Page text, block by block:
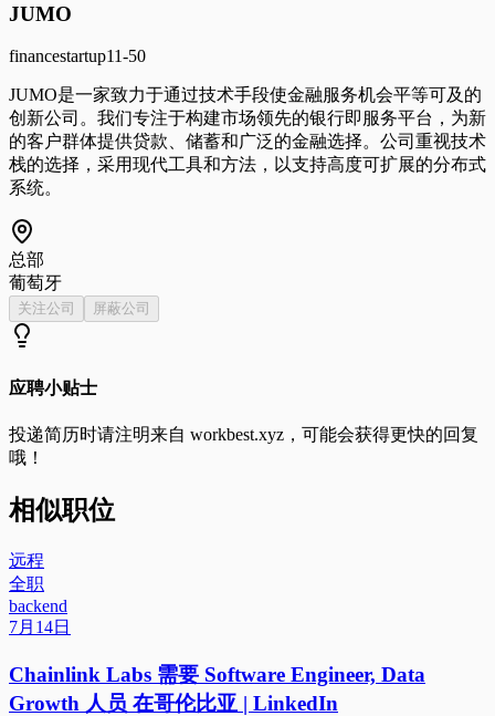
JUMO
financestartup11-50
JUMO是一家致力于通过技术手段使金融服务机会平等可及的
创新公司。我们专注于构建市场领先的银行即服务平台，为新
的客户群体提供贷款、储蓄和广泛的金融选择。公司重视技术
栈的选择，采用现代工具和方法，以支持高度可扩展的分布式
系统。
总部
葡萄牙
关注公司 屏蔽公司
应聘小贴士
投递简历时请注明来自 workbest.xyz ，可能会获得更快的回复
哦！
相似职位
远程
全职
backend
7月14日
Chainlink Labs 需要 Software Engineer, Data
Growth 人员 在哥伦比亚 | LinkedIn